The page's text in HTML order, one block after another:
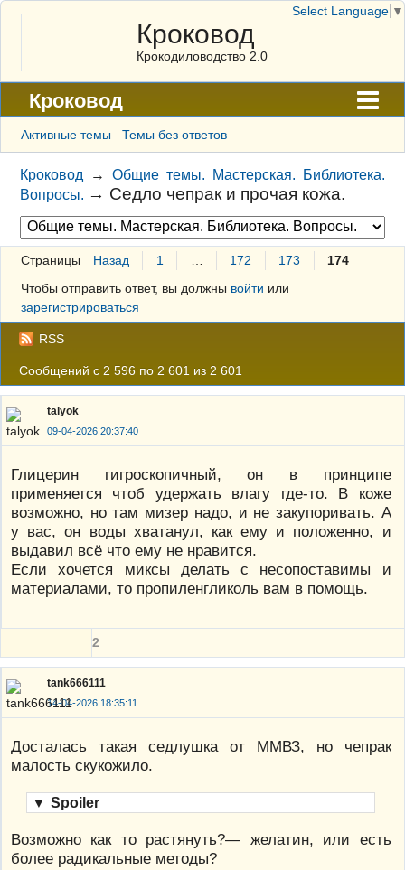
Кроковод
Крокодиловодство 2.0
Кроковод
Форум
Архив
ГАЛЕРЕЯ
Правила
Поиск
Регистрация
Вход
Активные темы Темы без ответов
Кроковод →Общие темы. Мастерская. Библиотека.
Вопросы. → Седло чепрак и прочая кожа.
Страницы Назад 1 172 173
174
Чтобы отправить ответ, вы должны войти или
зарегистрироваться
RSS
Сообщений с 2 596 по 2 601 из 2 601
talyok
09-04-2026 20:37:40
Глицерин гигроскопичный, он в принципе
применяется чтоб удержать влагу где-то. В коже
возможно, но там мизер надо, и не закупоривать. А
у вас, он воды хватанул, как ему и положенно, и
выдавил всё что ему не нравится.
Если хочется миксы делать с несопоставимы и
материалами, то пропиленгликоль вам в помощь.
2
tank666111
14-04-2026 18:35:11
Досталась такая седлушка от ММВЗ, но чепрак
малость скукожило.
▼ Spoiler
Возможно как то растянуть?— желатин, или есть
более радикальные методы?
Select Language ▼